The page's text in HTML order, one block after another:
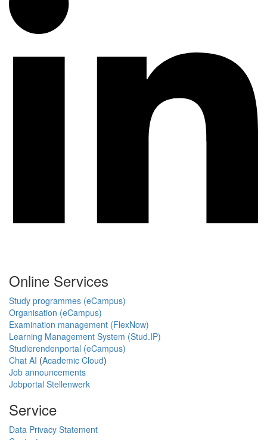
Online Services
Study programmes (eCampus)
Organisation (eCampus)
Examination management (FlexNow)
Learning Management System (Stud.IP)
Studierendenportal (eCampus)
Chat AI (Academic Cloud)
Job announcements
Jobportal Stellenwerk
Service
Data Privacy Statement